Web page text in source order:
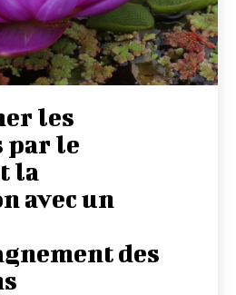
les
le
la
avec un
des